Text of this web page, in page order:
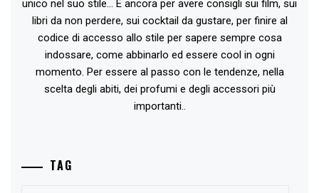
unico nel suo stile... E ancora per avere consigli sui film, sui
libri da non perdere, sui cocktail da gustare, per finire al
codice di accesso allo stile per sapere sempre cosa
indossare, come abbinarlo ed essere cool in ogni
momento. Per essere al passo con le tendenze, nella
scelta degli abiti, dei profumi e degli accessori più
importanti..
TAG